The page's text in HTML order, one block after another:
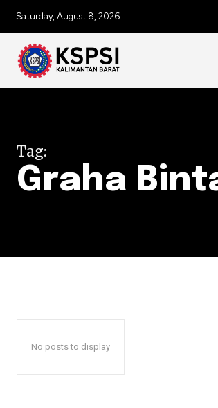
Saturday, August 8, 2026
Tag:
Graha
No posts to display